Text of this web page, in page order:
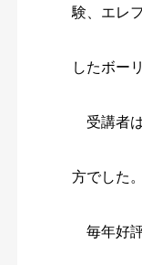
験、エレ
したボー
受講者
方でした。
毎年好評